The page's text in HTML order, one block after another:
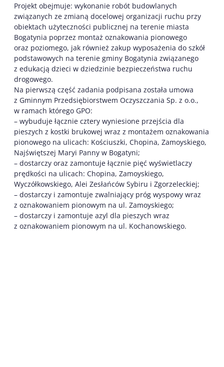
Projekt obejmuje: wykonanie robót budowlanych
związanych ze zmianą docelowej organizacji ruchu przy
obiektach użyteczności publicznej na terenie miasta
Bogatynia poprzez montaż oznakowania pionowego
oraz poziomego, jak również zakup wyposażenia do szkół
podstawowych na terenie gminy Bogatynia związanego
z edukacją dzieci w dziedzinie bezpieczeństwa ruchu
drogowego.
Na pierwszą część zadania podpisana została umowa
z Gminnym Przedsiębiorstwem Oczyszczania Sp. z o.o.,
w ramach którego GPO:
– wybuduje łącznie cztery wyniesione przejścia dla
pieszych z kostki brukowej wraz z montażem oznakowania
pionowego na ulicach: Kościuszki, Chopina, Zamoyskiego,
Najświętszej Maryi Panny w Bogatyni;
– dostarczy oraz zamontuje łącznie pięć wyświetlaczy
prędkości na ulicach: Chopina, Zamoyskiego,
Wyczółkowskiego, Alei Zesłańców Sybiru i Zgorzeleckiej;
– dostarczy i zamontuje zwalniający próg wyspowy wraz
z oznakowaniem pionowym na ul. Zamoyskiego;
– dostarczy i zamontuje azyl dla pieszych wraz
z oznakowaniem pionowym na ul. Kochanowskiego.